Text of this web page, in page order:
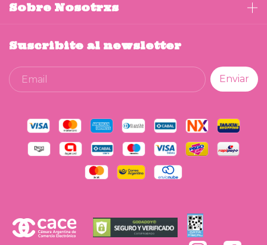
Sobre Nosotrxs
Suscribite al newsletter